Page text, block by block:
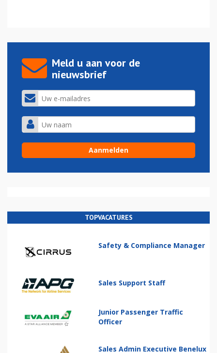
Meld u aan voor de
nieuwsbrief
TOPVACATURES
Safety & Compliance Manager
Sales Support Staff
Junior Passenger Traffic
Officer
Sales Admin Executive Benelux